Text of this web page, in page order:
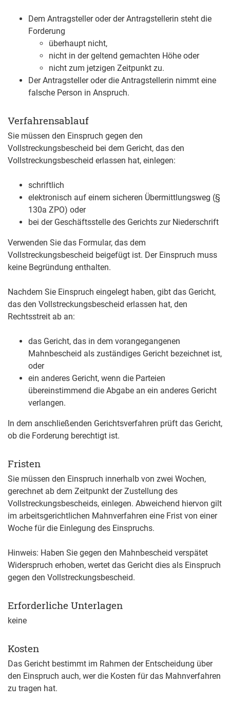
Dem Antragsteller oder der Antragstellerin steht die
Forderung
überhaupt nicht,
nicht in der geltend gemachten Höhe oder
nicht zum jetzigen Zeitpunkt zu.
Der Antragsteller oder die Antragstellerin nimmt eine
falsche Person in Anspruch.
Verfahrensablauf
Sie müssen den Einspruch gegen den
Vollstreckungsbescheid bei dem Gericht, das den
Vollstreckungsbescheid erlassen hat, einlegen:
schriftlich
elektronisch auf einem sicheren Übermittlungsweg (§
130a ZPO) oder
bei der Geschäftsstelle des Gerichts zur Niederschrift
Verwenden Sie das Formular, das dem
Vollstreckungsbescheid beigefügt ist. Der Einspruch muss
keine Begründung enthalten.
Nachdem Sie Einspruch eingelegt haben, gibt das Gericht,
das den Vollstreckungsbescheid erlassen hat, den
Rechtsstreit ab an:
das Gericht, das in dem vorangegangenen
Mahnbescheid als zuständiges Gericht bezeichnet ist,
oder
ein anderes Gericht, wenn die Parteien
übereinstimmend die Abgabe an ein anderes Gericht
verlangen.
In dem anschließenden Gerichtsverfahren prüft das Gericht,
ob die Forderung berechtigt ist.
Fristen
Sie müssen den Einspruch innerhalb von zwei Wochen,
gerechnet ab dem Zeitpunkt der Zustellung des
Vollstreckungsbescheids, einlegen. Abweichend hiervon gilt
im arbeitsgerichtlichen Mahnverfahren eine Frist von einer
Woche für die Einlegung des Einspruchs.
Hinweis: Haben Sie gegen den Mahnbescheid verspätet
Widerspruch erhoben, wertet das Gericht dies als Einspruch
gegen den Vollstreckungsbescheid.
Erforderliche Unterlagen
keine
Kosten
Das Gericht bestimmt im Rahmen der Entscheidung über
den Einspruch auch, wer die Kosten für das Mahnverfahren
zu tragen hat.